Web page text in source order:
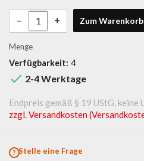
− + Zum Warenkorb
Menge
Verfügbarkeit: 4
 2-4 Werktage
Endpreis gemäß § 19 UStG,
zzgl. Versandkosten
Stelle eine Frage